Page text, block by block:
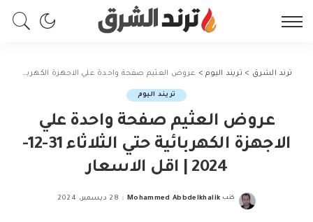
ترند الشرق > تريند اليوم> عروض العثيم صفحة واحدة علي الاجهزة الكهربائية حتي الثلاثاء 31-12-2024 | اقل الاسعار
تريند اليوم
عروض العثيم صفحة واحدة علي
الاجهزة الكهربائية حتي الثلاثاء 31-12-
2024 | اقل الاسعار
Posted
كتب Mohammed Abbdelkhalik 28 ديسمبر، 2024